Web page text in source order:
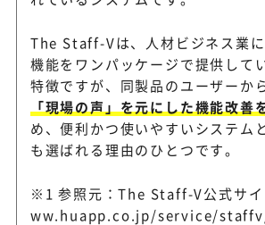
The Staff-Vは、人材ビジネス業
機能をワンパッケージで提供して
特徴ですが、同製品のユーザーか
「現場の声」を元にした機能改善
め、便利かつ使いやすいシステム
も選ばれる理由のひとつです。
※1 参照元：The Staff-V公式サ
ww.huapp.co.jp/service/staffv/